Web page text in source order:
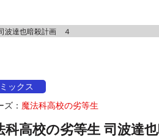
波達也暗殺計画 ４
ックス
ズ： 魔法科高校の劣等生
科高校の劣等生 司波達